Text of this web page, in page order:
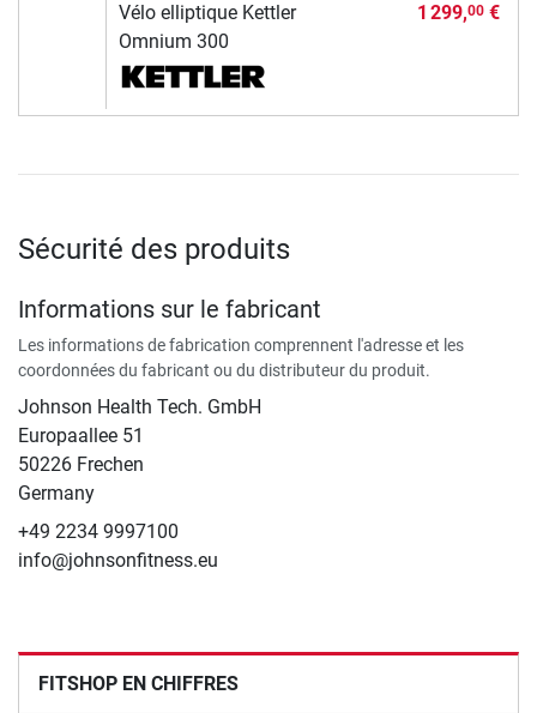
Vélo elliptique Kettler
Omnium 300
1 299,00€
Sécurité des produits
Informations sur le fabricant
Les informations de fabrication comprennent l'adresse et les
coordonnées du fabricant ou du distributeur du produit.
Johnson Health Tech. GmbH
Europaallee 51
50226 Frechen
Germany
+49 2234 9997100
info@johnsonfitness.eu
FITSHOP EN CHIFFRES